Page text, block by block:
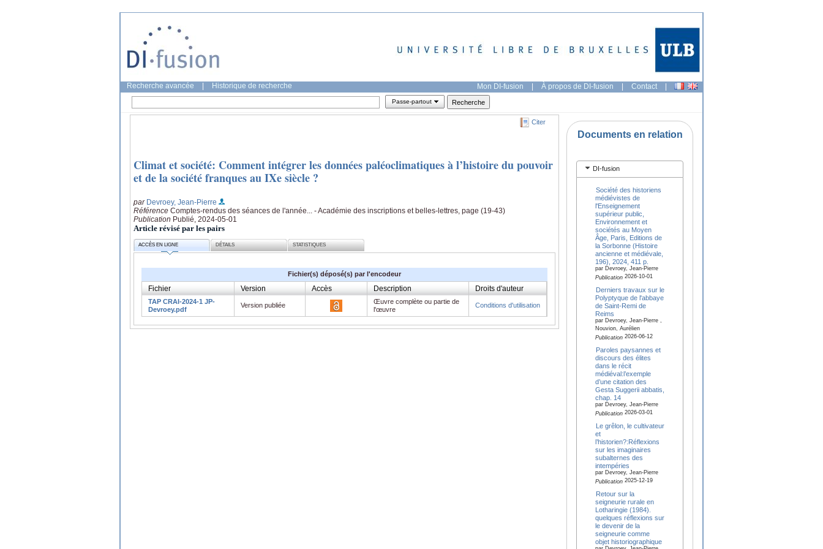
Recherche avancée Historique de recherche Mon DI-fusion | À propos de DI-fusion | Contact |
Passe-partout
Citer
Climat et société: Comment intégrer les données paléoclimatiques à l’histoire du pouvoir
et de la société franques au IXe siècle ?
par Devroey, Jean-Pierre
Référence Comptes-rendus des séances de l'année... - Académie des inscriptions et belles-lettres, page (19-43)
Publication Publié, 2024-05-01
Article révisé par les pairs
ACCÈS EN LIGNE DÉTAILS STATISTIQUES
Fichier(s) déposé(s) par l'encodeur
Fichier Version Accès Description Droits d'auteur
TAP CRAI-2024-1 JP-
Devroey.pdf
Version publiée
Œuvre complète ou partie de
l'œuvre
Conditions d'utilisation
Documents en relation
DI-fusion
Société des historiens
médiévistes de
l'Enseignement
supérieur public,
Environnement et
sociétés au Moyen
Âge, Paris, Editions de
la Sorbonne (Histoire
ancienne et médiévale,
196), 2024, 411 p.
par Devroey, Jean-Pierre
Publication2026-10-01
Derniers travaux sur le
Polyptyque de l'abbaye
de Saint-Remi de
Reims
par Devroey, Jean-Pierre ,
Nouvion, Aurélien
Publication2026-06-12
Paroles paysannes et
discours des élites
dans le récit
médiéval:l’exemple
d’une citation des
Gesta Suggerii abbatis,
chap. 14
par Devroey, Jean-Pierre
Publication2026-03-01
Le grêlon, le cultivateur
et
l’historien?:Réflexions
sur les imaginaires
subalternes des
intempéries
par Devroey, Jean-Pierre
Publication2025-12-19
Retour sur la
seigneurie rurale en
Lotharingie (1984).
quelques réflexions sur
le devenir de la
seigneurie comme
objet historiographique